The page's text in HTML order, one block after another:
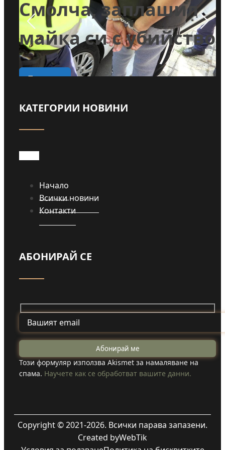
Смолча, заплашил
майка си с убийство
Прочети
КАТЕГОРИИ НОВИНИ
Начало
Всички новини
Контакти
АБОНИРАЙ СЕ
Този формуляр използва Akismet за намаляване на
спама. Научете как се обработват вашите данни.
Copyright © 2021-2026. Всички парава запазени.
Created byWebTik